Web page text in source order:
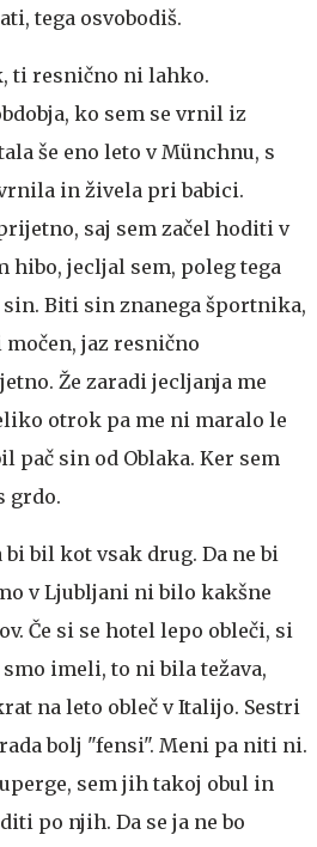
tega osvobodiš.
ti resnično ni lahko.
ko sem se vrnil iz
še eno leto v Münchnu, s
in živela pri babici.
saj sem začel hoditi v
hibo, jecljal sem, poleg tega
sin. Biti sin znanega športnika,
jaz resnično
Že zaradi jecljanja me
otrok pa me ni maralo le
pač sin od Oblaka. Ker sem
grdo.
bi bil kot vsak drug. Da ne bi
v Ljubljani ni bilo kakšne
Če si se hotel lepo obleči, si
imeli, to ni bila težava,
na leto obleč v Italijo. Sestri
bolj "fensi". Meni pa niti ni.
sem jih takoj obul in
po njih. Da se ja ne bo